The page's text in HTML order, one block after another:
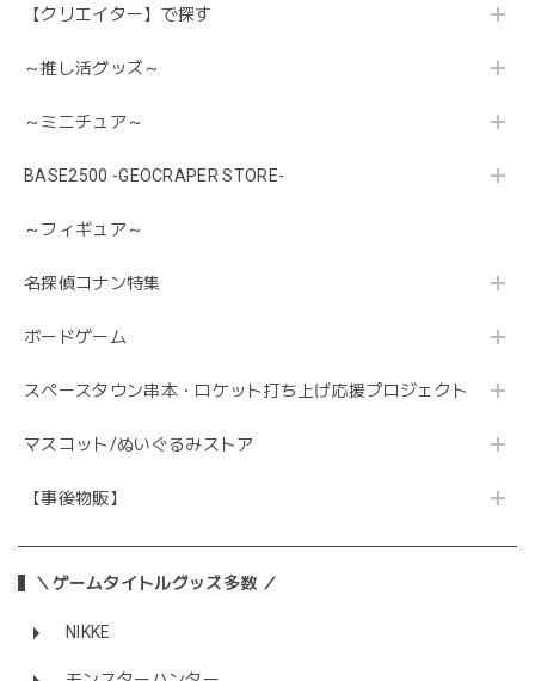
【クリエイター】で探す
～推し活グッズ～
～ミニチュア～
BASE2500 -GEOCRAPER STORE-
～フィギュア～
名探偵コナン特集
ボードゲーム
スペースタウン串本・ロケット打ち上げ応援プロジェクト
マスコット/ぬいぐるみストア
【事後物販】
＼ゲームタイトルグッズ多数 ／
NIKKE